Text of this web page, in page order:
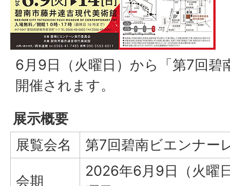
6月9日（火曜日）から「第7回碧
開催されます。
展示概要
展覧会名
第7回碧南ビエンナー
会期
2026年6月9日（火曜